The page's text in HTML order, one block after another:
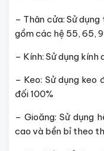
– Thân cửa: Sử
gồm các hệ 55, 65,
– Kính: Sử dụng
– Keo: Sử dụng
đối 100%
– Gioăng: Sử dụng
cao và bền bỉ theo